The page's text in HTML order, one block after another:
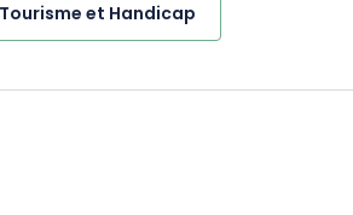
Tourisme et Handicap